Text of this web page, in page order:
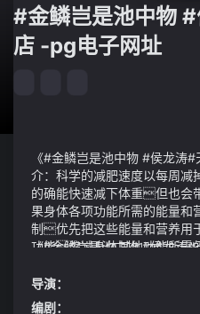
#金鳞岂是池中物
店 -pg电子网址
《#金鳞岂是池中物 #侯龙涛
介：科学的减肥速度以每周
的确能快速减下体重但也会
果身体各项功能所需的能量
制优先把这些能量和营养用
功能缩减身体其他功能所
金鳞岂是池中物 #侯龙涛#天
渊当初在天宫他们说你是
《#金鳞岂是池中物 #侯龙涛
级台阶上手提着宫灯向下
的光掩盖着看似明朗却隐隐
导演：
编剧：